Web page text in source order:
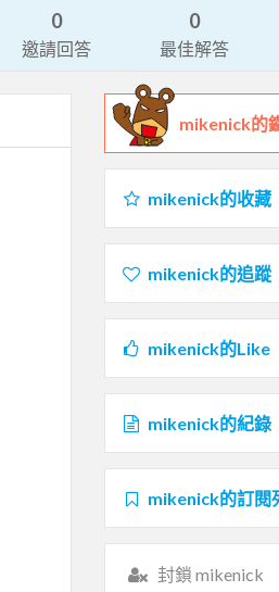
0
邀請回答
0
最佳解答
mikenick的
mikenick的收藏
mikenick的追蹤
mikenick的Like
mikenick的紀錄
mikenick的訂閱
封鎖 mikenick